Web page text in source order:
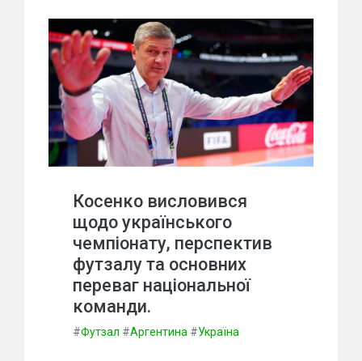
Косенко висловився
щодо українського
чемпіонату, перспектив
футзалу та основних
переваг національної
команди.
#Футзал #Аргентина #Україна